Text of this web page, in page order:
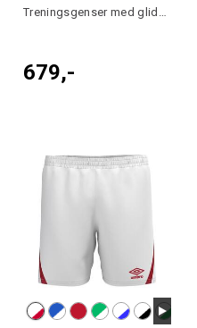
Treningsgenser med glidelås til junior
679,-